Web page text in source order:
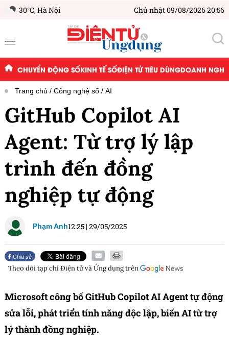
30°C,Hà Nội Chủ nhật 09/08/2026 20:56
CHUYỂN ĐỘNG SỐKINH TẾ SỐĐIỆN TỬ TIÊU DÙNGDOANH
Trang chủ Công nghệ số AI
GitHub Copilot AI
Agent: Từ trợ lý lập
trình đến đồng
nghiệp tự động
Phạm Anh12:25 |29/05/2025
Chia sẻ
Theo dõi tạp chíĐiện tử và Ứng dụngtrên
Microsoft công bố GitHub Copilot AI Agent tự động
sửa lỗi, phát triển tính năng độc lập, biến AI từ trợ
lý thành đồng nghiệp.